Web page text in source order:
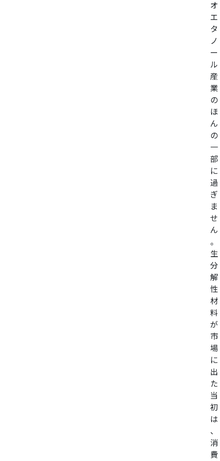
オ
エ
タ
ノ
ー
ル
産
業
の
ほ
ん
の
一
部
に
過
ぎ
ま
せ
ん
。
生
分
解
性
材
料
が
市
場
に
出
た
当
初
は
、
消
費